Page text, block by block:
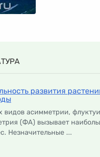
развития
видов асимметрии,
(ФА) вызывает
Незначительные ...